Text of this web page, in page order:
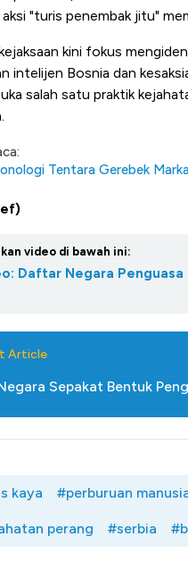
"turis penembak jitu"
kini fokus
intelijen Bosnia dan
salah satu praktik
Tentara Gerebek
video di bawah ini:
Daftar Negara Penguasa
Article
Sepakat Bentuk
kaya #perburuan
perang #serbia